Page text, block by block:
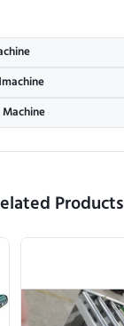
Products